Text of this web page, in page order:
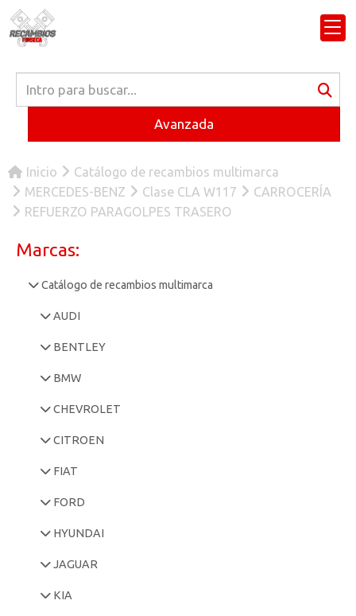
Avanzada
Inicio
Catálogo de recambios multimarca
MERCEDES-BENZ
Clase CLA W117
CARROCERÍA
REFUERZO PARAGOLPES TRASERO
Marcas:
Catálogo de recambios multimarca
AUDI
BENTLEY
BMW
CHEVROLET
CITROEN
FIAT
FORD
HYUNDAI
JAGUAR
KIA